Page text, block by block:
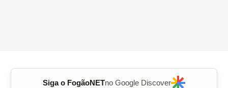
Siga o FogãoNETno Google Discover